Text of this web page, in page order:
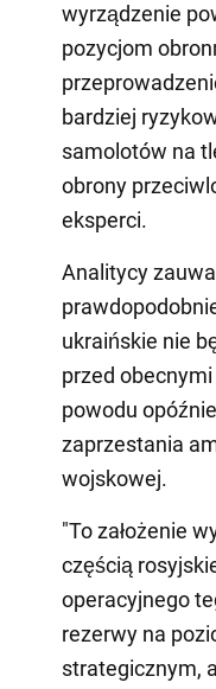
wyrządzenie
pozycjom
bardziej
samolotów na
obrony
eksperci.
Analitycy
ukraińskie nie
przed
powodu
zaprzestania
wojskowej.
"To założenie
częścią
operacyjnego
rezerwy na
strategicznym,